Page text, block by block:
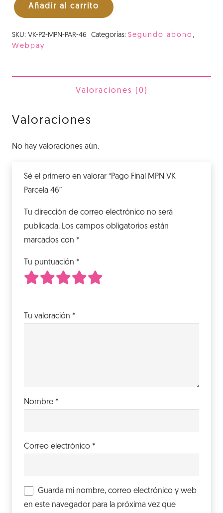
Pago
MPN
Añadir al carrito
SKU: VK-P2-MPN-PAR-46 Categorías: Segundo abono,
Webpay
Valoraciones (0)
Valoraciones
No hay valoraciones aún.
Sé el primero en valorar “Pago Final MPN VK
Parcela 46”
Tu dirección de correo electrónico no será
publicada. Los campos obligatorios están
marcados con *
Tu puntuación *
Tu valoración *
Nombre *
Correo electrónico *
Guarda mi nombre, correo electrónico y web
en este navegador para la próxima vez que